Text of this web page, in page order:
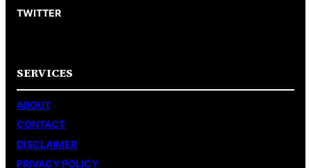
TWITTER
SERVICES
ABOUT
CONTACT
DISCLAIMER
PRIVACY POLICY